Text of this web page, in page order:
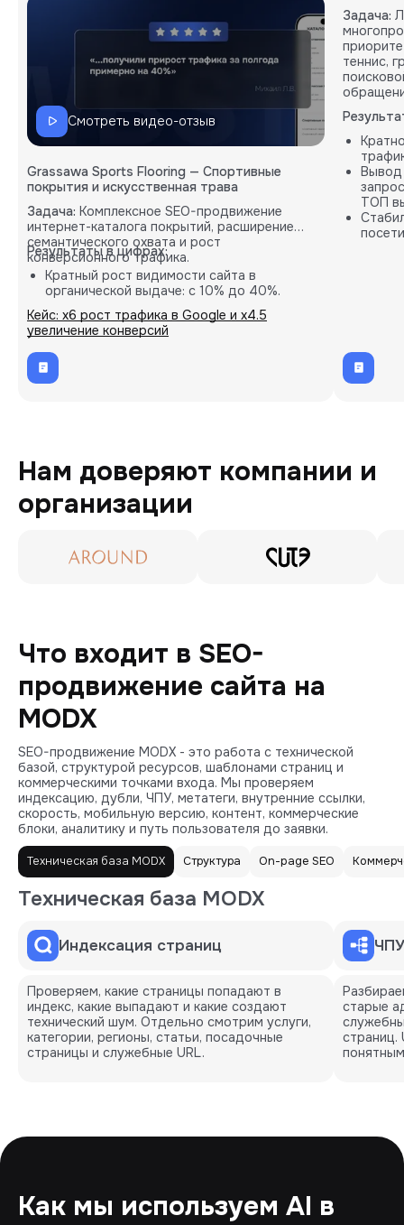
Смотреть видео-отзыв
Grassawa Sports Flooring — Спортивные
покрытия и искусственная трава
Задача: Комплексное SEO-продвижение
интернет-каталога покрытий, расширение
семантического охвата и рост
конверсионного трафика.
Результаты в цифрах:
Кратный рост видимости сайта в
органической выдаче: с 10% до 40%.
Пропорциональное увеличение количества
целевых B2B-заявок (лидов).
Внедрение кастомных решений на основе
глубокой аналитики проекта.
Кейс: х6 рост трафика в Google и х4.5
увеличение конверсий
Задача:
теннис,
ТОП
Нам доверяют компании и
организации
Что входит в SEO-
продвижение сайта на
MODX
SEO-продвижение MODX - это работа с технической
базой, структурой ресурсов, шаблонами страниц и
коммерческими точками входа. Мы проверяем
индексацию, дубли, ЧПУ, метатеги, внутренние ссылки,
скорость, мобильную версию, контент, коммерческие
блоки, аналитику и путь пользователя до заявки.
Техническая база MODX Структура On-page SEO
Техническая база MODX
Индексация страниц
Проверяем, какие страницы попадают в
индекс, какие выпадают и какие создают
технический шум. Отдельно смотрим услуги,
категории, регионы, статьи, посадочные
страницы и служебные URL.
старые
страниц.
Как мы используем AI в